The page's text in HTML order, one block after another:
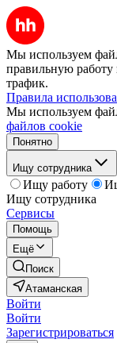
Мы используем
правильную работу
трафик.
Правила
Мы используем
файлов cookie
Понятно
Ищу сотрудника
Ищу работу
Ищу сотрудника
Сервисы
Помощь
Ещё
Поиск
Атаманская
Войти
Войти
Зарегистрироваться